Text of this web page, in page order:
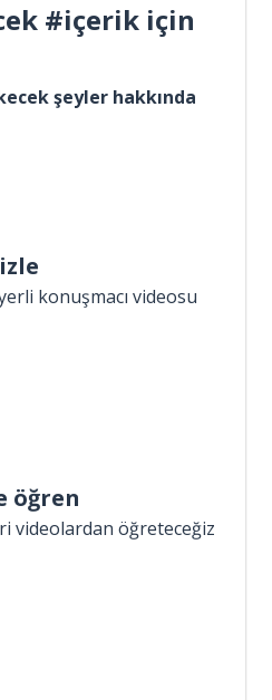
#içerik için
şeyler hakkında
konuşmacı videosu
öğren
videolardan öğreteceğiz